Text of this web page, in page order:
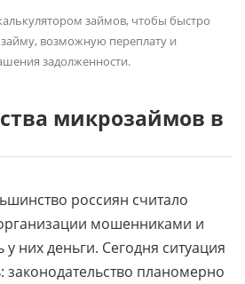
займов, чтобы быстро
возможную переплату и
задолженности.
микрозаймов в
россиян считало
мошенниками и
них деньги. Сегодня ситуация
законодательство планомерно